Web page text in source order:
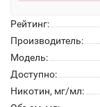
Рейтинг:
Производитель:
Модель:
Доступно:
Никотин, мг/мл: